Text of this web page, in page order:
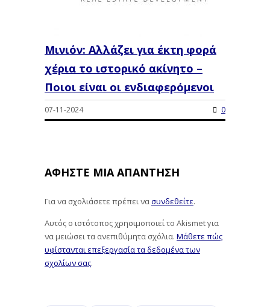
Μινιόν: Αλλάζει για έκτη φορά
χέρια το ιστορικό ακίνητο –
Ποιοι είναι οι ενδιαφερόμενοι
07-11-2024 0
ΑΦΉΣΤΕ ΜΙΑ ΑΠΆΝΤΗΣΗ
Για να σχολιάσετε πρέπει νασυνδεθείτε.
Αυτός ο ιστότοπος χρησιμοποιεί το Akismet για
να μειώσει τα ανεπιθύμητα σχόλια. Μάθετε πώς
υφίστανται επεξεργασία τα δεδομένα των
σχολίων σας.